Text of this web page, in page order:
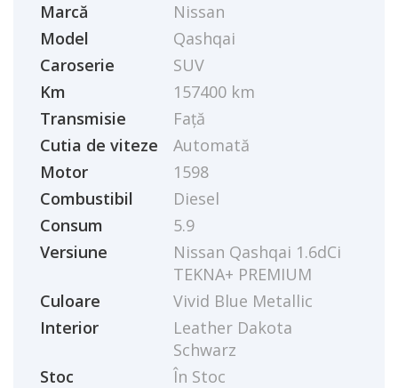
Marcă
Nissan
Model
Qashqai
Caroserie
SUV
Km
157400 km
Transmisie
Față
Cutia de viteze
Automată
Motor
1598
Combustibil
Diesel
Consum
5.9
Versiune
Nissan Qashqai 1.6dCi
TEKNA+ PREMIUM
Culoare
Vivid Blue Metallic
Interior
Leather Dakota
Schwarz
Stoc
În Stoc